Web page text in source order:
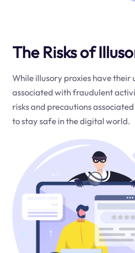
The Risks of
While illusory proxies have their
associated with fraudulent
risks and precautions
to stay safe in the digital world.